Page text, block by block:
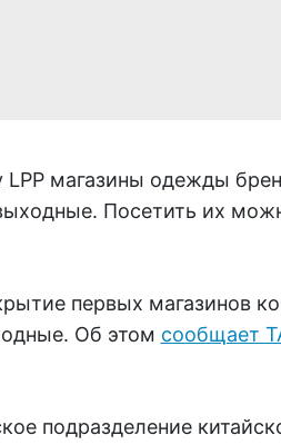
магазины одежды
Посетить их
первых магазинов
Об этом сообщает
подразделение